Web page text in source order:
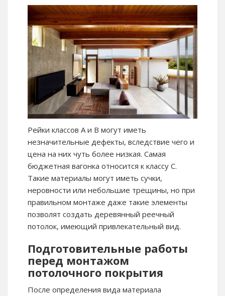
Рейки классов А и В могут иметь
незначительные дефекты, вследствие чего и
цена на них чуть более низкая. Самая
бюджетная вагонка относится к классу С.
Такие материалы могут иметь сучки,
неровности или небольшие трещины, но при
правильном монтаже даже такие элементы
позволят создать деревянный реечный
потолок, имеющий привлекательный вид.
Подготовительные работы
перед монтажом
потолочного покрытия
После определения вида материала